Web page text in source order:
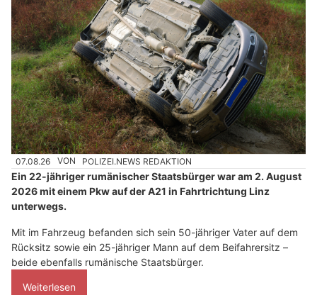
07.08.26 VON POLIZEI.NEWS REDAKTION
Ein 22-jähriger rumänischer Staatsbürger war am 2. August
2026 mit einem Pkw auf der A21 in Fahrtrichtung Linz
unterwegs.
Mit im Fahrzeug befanden sich sein 50-jähriger Vater auf dem
Rücksitz sowie ein 25-jähriger Mann auf dem Beifahrersitz –
beide ebenfalls rumänische Staatsbürger.
Weiterlesen